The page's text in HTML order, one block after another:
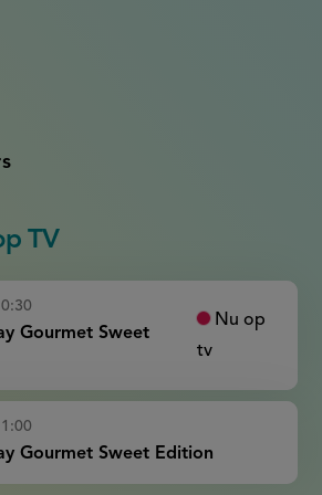
TV
Gourmet Sweet
Nu op
tv
Gourmet Sweet Edition